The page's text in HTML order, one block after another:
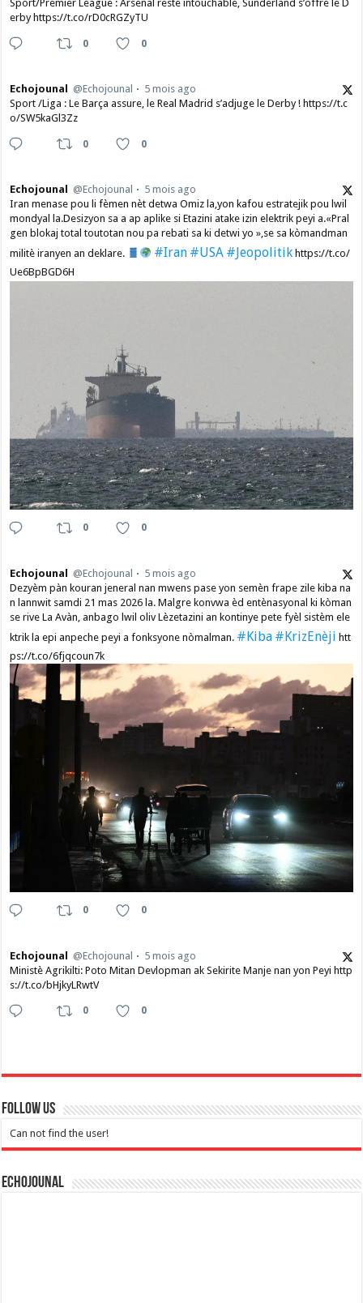
Sport/Premier League : Arsenal reste intouchable, Sunderland s’offre le D
erby https://t.co/rD0cRGZyTU
0 0
Echojounal @Echojounal
5 mois ago
Sport /Liga : Le Barça assure, le Real Madrid s’adjuge le Derby ! https://t.c
o/SW5kaGl3Zz
0 0
Echojounal @Echojounal
5 mois ago
Iran menase pou li fèmen nèt detwa Omiz la,yon kafou estratejik pou lwil
mondyal la.Desizyon sa a ap aplike si Etazini atake izin elektrik peyi a.​«Pral
gen blokaj total toutotan nou pa rebati sa ki detwi yo »,se sa kòmandman
militè iranyen an deklare.
#Iran #USA #Jeopolitikhttps://t.co/
Ue6BpBGD6H
0 0
Echojounal @Echojounal
5 mois ago
Dezyèm pàn kouran jeneral nan mwens pase yon semèn frape zile kiba na
n lannwit samdi 21 mas 2026 la. Malgre konvwa èd entènasyonal ki kòman
se rive La Avàn, anbago lwil oliv Lèzetazini an kontinye pete fyèl sistèm ele
ktrik la epi anpeche peyi a fonksyone nòmalman. #Kiba #KrizEnèji htt
ps://t.co/6fjqcoun7k
0 0
Echojounal @Echojounal
5 mois ago
Ministè Agrikilti: Poto Mitan Devlopman ak Sekirite Manje nan yon Peyi http
s://t.co/bHjkyLRwtV
0 0
Follow Us
Can not find the user!
Echojounal